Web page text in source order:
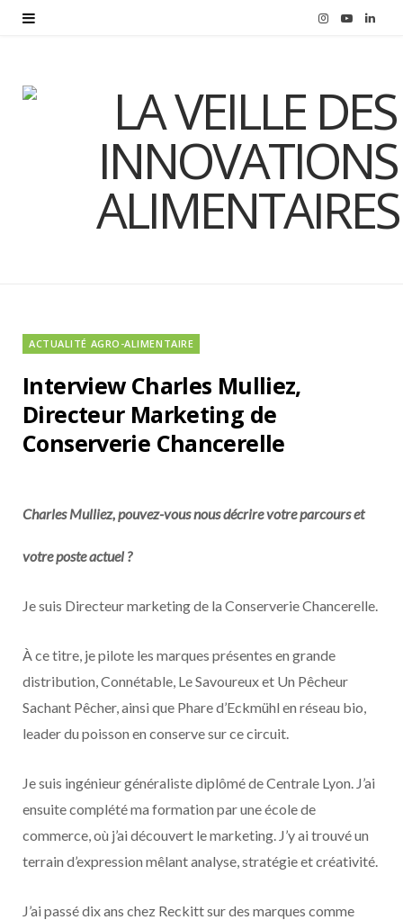
I
t
g
Y
T
u
b
L
k
e
d
ACTUALITÉ AGRO-ALIMENTAIRE
Interview Charles Mulliez,
Directeur Marketing de
Conserverie Chancerelle
Charles Mulliez, pouvez-vous nous décrire votre parcours et
votre poste actuel ?
Je suis Directeur marketing de la Conserverie Chancerelle.
À ce titre, je pilote les marques présentes en grande
distribution, Connétable, Le Savoureux et Un Pêcheur
Sachant Pêcher, ainsi que Phare d’Eckmühl en réseau bio,
leader du poisson en conserve sur ce circuit.
Je suis ingénieur généraliste diplômé de Centrale Lyon. J’ai
ensuite complété ma formation par une école de
commerce, où j’ai découvert le marketing. J’y ai trouvé un
terrain d’expression mêlant analyse, stratégie et créativité.
J’ai passé dix ans chez Reckitt sur des marques comme